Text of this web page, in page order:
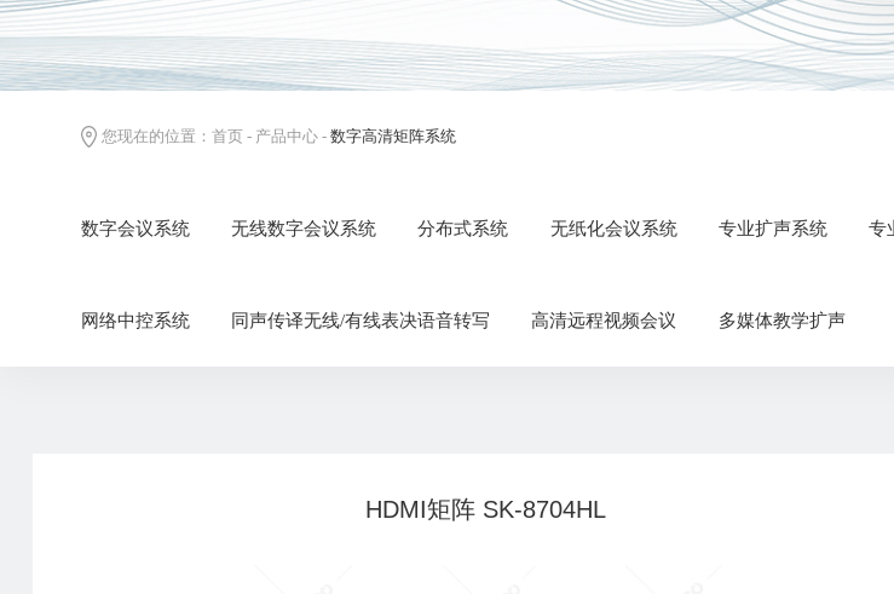
您现在的位置： 首页- 产品中心- 数字高清矩阵系统
数字会议系统 无线数字会议系统 分布式系统 无纸化会议系统 专业扩声系统 专
网络中控系统 同声传译无线/有线表决语音转写 高清远程视频会议 多媒体教学扩声
HDMI矩阵 SK-8704HL